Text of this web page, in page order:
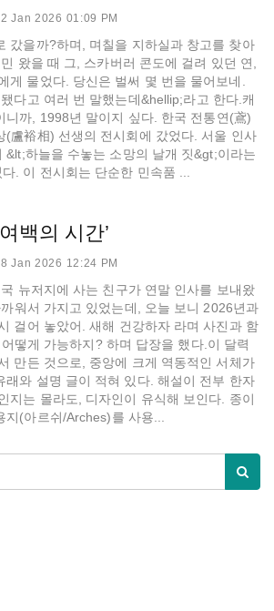
Jan 2026 01:09 PM
갔을까?하며, 며칠을 지하실과 창고를 찾아
왔을 때 그, 스카버러 콘도에 걸려 있던 연,
게 물었다. 당신은 벌써 몇 번을 물어보네.
다고 여러 번 말했는데&hellip;라고 한다.캐
니까, 1998년 말이지 싶다. 한국 전통연(鳶)
(盧裕相) 선생의 전시회에 갔었다. 서울 인사
&lt;하늘을 수놓는 소망의 날개 짓&gt;이라는
. 이 전시회는 단순한 민속품 ...
여백의 시간’
Jan 2026 12:24 PM
뉴저지에 사는 친구가 연말 인사를 보내왔
워서 가지고 있었는데, 오늘 보니 2026년과
걸어 놓았어. 새해 건강하자 라며 사진과 함
떻게 가능하지? 하며 답장을 했다.이 달력
만든 것으로, 중앙에 크게 역동적인 서체가
래와 설명 글이 적혀 있다. 해설이 전부 한자
지는 몰라도, 디자인이 유식해 보인다. 종이
지(아르쉬/Arches)를 사용...